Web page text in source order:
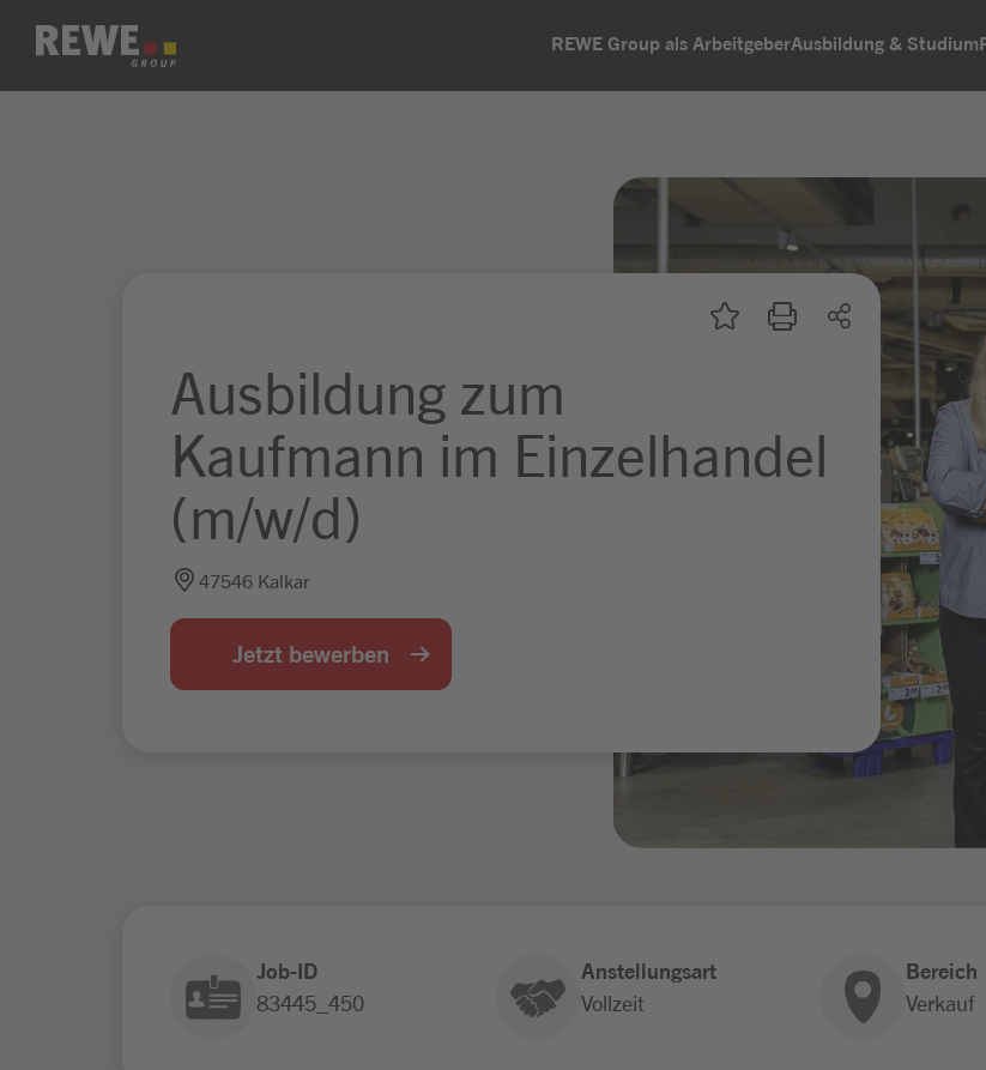
Zum Inhalt springen REWE Group als ArbeitgeberAusbildung & Studium
Ausbildung zum
Kaufmann im Einzelhandel
(m/w/d)
47546 Kalkar
Jetzt bewerben
Job-ID
83445_450
Anstellungsart
Vollzeit
Bereich
Verkauf